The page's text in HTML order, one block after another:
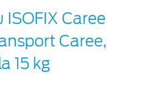
Caree
Caree,
15 kg